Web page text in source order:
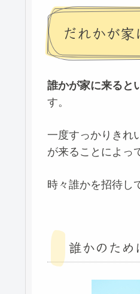
だれかが
誰かが家に来ると
す。
一度すっかりきれ
が来ることによっ
時々誰かを招待し
誰かのため